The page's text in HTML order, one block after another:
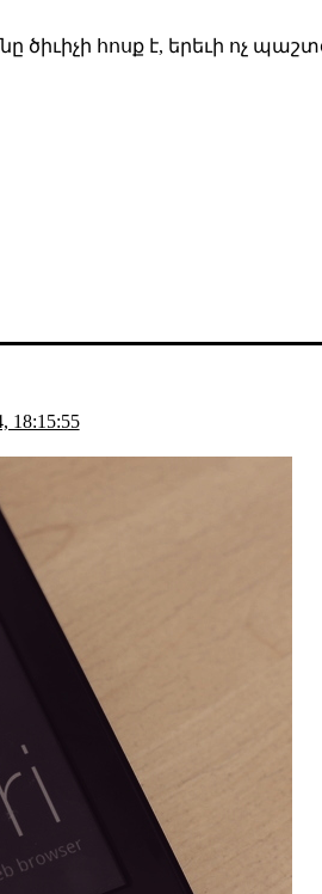
ծիւիչի հոսք է, երեւի ոչ
18:15:55